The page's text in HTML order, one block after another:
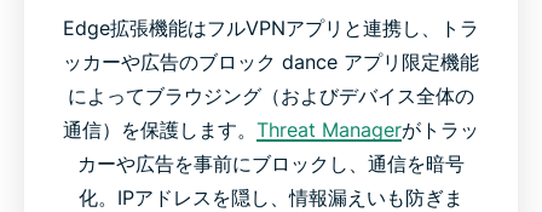
Edge拡張機能はフルVPNアプリと連携し、トラ
ッカーや広告のブロック dance アプリ限定機能
によってブラウジング（およびデバイス全体の
通信）を保護します。 Threat Managerがトラッ
カーや広告を事前にブロックし、通信を暗号
化。IPアドレスを隠し、情報漏えいも防ぎま